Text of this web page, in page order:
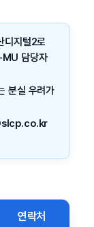
디지털2로
담당자
분실 우려가
연락처